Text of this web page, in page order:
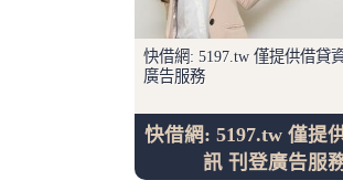
快借網: 5197.tw 僅提供借貸
廣告服務
快借網: 5197.tw 僅提
訊 刊登廣告服